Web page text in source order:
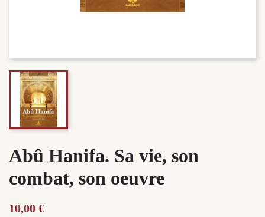
Abû Hanifa. Sa vie, son
combat, son oeuvre
10,00 €